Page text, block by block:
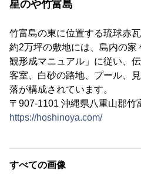
星のや竹富島
竹富島の東に位置する琉球赤
約2万坪の敷地には、島内の
観形成マニュアル」に従い、
客室、白砂の路地、プール、
落が構成されています。
〒907-1101 沖縄県八重山郡竹
https://hoshinoya.com/
すべての画像